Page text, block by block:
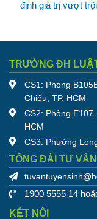
định giá trị vượt
TRƯỜNG ĐH
CS1: Phòng
Chiếu, TP. HCM
CS2: Phòng
HCM
CS3: Phường
TỔNG ĐÀI TƯ
1900 5555 14
KẾT NỐI